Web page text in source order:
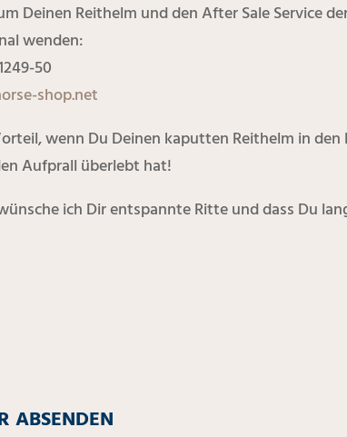
Deinen Reithelm und den After Sale Service
wenden:
50
shop.net
wenn Du Deinen kaputten Reithelm in
Aufprall überlebt hat!
ich Dir entspannte Ritte und dass Du
ABSENDEN